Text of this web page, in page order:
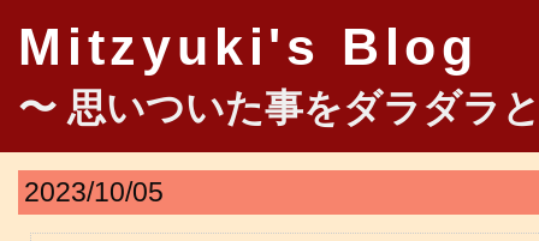
Mitzyuki's Blog
〜 思いついた事をダラダラ
2023/10/05